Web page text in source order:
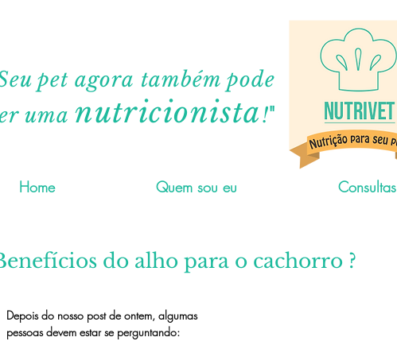
pet agora também pode
umanutricionista!"
Home Quem sou eu Consultas
do alho para o cachorro ?
Depois do nosso post de ontem, algumas
pessoas devem estar se perguntando: